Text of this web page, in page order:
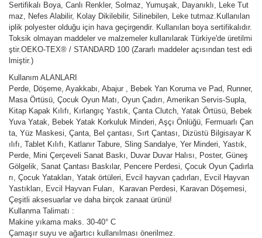
Sertifikalı Boya, Canlı Renkler, Solmaz, Yumuşak, Dayanıklı, Leke Tut
maz, Nefes Alabilir, Kolay Dikilebilir, Silinebilen, Leke tutmaz.Kullanılan
iplik polyester olduğu için hava geçirgendir. Kullanılan boya sertifikalıdır.
Toksik olmayan maddeler ve malzemeler kullanılarak Türkiye'de üretilmi
ştir.OEKO-TEX® / STANDARD 100 (Zararlı maddeler açısından test edi
lmiştir.)
Kullanım ALANLARI
Perde, Döşeme, Ayakkabı, Abajur , Bebek Yan Koruma ve Pad, Runner,
Masa Örtüsü, Çocuk Oyun Matı, Oyun Çadırı, Amerikan Servis-Supla,
Kitap Kapak Kılıfı, Kırlangıç Yastık, Çanta Clutch, Yatak Örtüsü, Bebek
Yuva Yatak, Bebek Yatak Korkuluk Minderi, Aşçı Önlüğü, Fermuarlı Çan
ta, Yüz Maskesi, Çanta, Bel çantası, Sırt Çantası, Dizüstü Bilgisayar K
ılıfı, Tablet Kılıfı, Katlanır Tabure, Sling Sandalye, Yer Minderi, Yastık,
Perde, Mini Çerçeveli Sanat Baskı, Duvar Duvar Halısı, Poster, Güneş
Gölgelik, Sanat Çantası Baskılar, Pencere Perdesi, Çocuk Oyun Çadırla
rı, Çocuk Yatakları, Yatak örtüleri, Evcil hayvan çadırları, Evcil Hayvan
Yastıkları, Evcil Hayvan Fuları, Karavan Perdesi, Karavan Döşemesi,
Çeşitli aksesuarlar ve daha birçok zanaat ürünü!
Kullanma Talimatı :
Makine yıkama maks. 30-40° C
Çamaşır suyu ve ağartıcı kullanılması önerilmez.